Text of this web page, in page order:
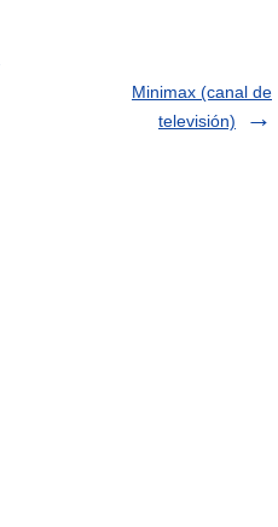
Minimax (canal de
televisión)